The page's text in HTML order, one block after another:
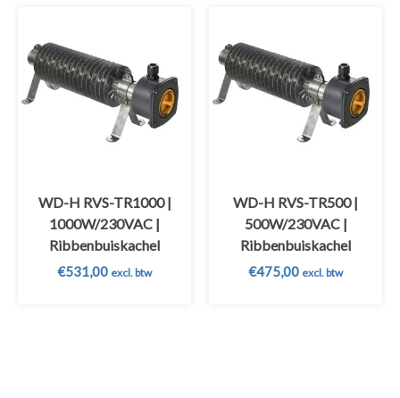
WD-H RVS-TR1000 |
1000W/230VAC |
Ribbenbuiskachel
€531,00 excl. btw
WD-H RVS-TR500 |
500W/230VAC |
Ribbenbuiskachel
€475,00 excl. btw